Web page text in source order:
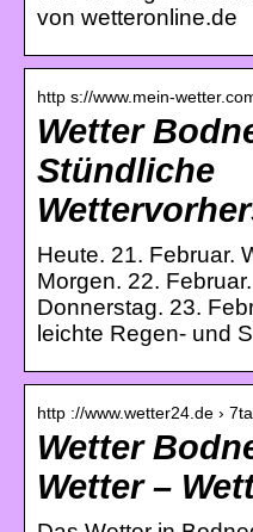
von wetteronline.de
http s://www.mein-
Wetter
Stündliche
Heute. 21. Februar.
Morgen. 22.
Donnerstag. 23.
leichte Regen- und
http ://www.wetter24.de ›
Wetter
Wetter –